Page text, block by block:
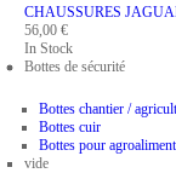
CHAUSSURES
56,00 €
In Stock
Bottes de sécurité
Bottes chantier /
Bottes cuir
Bottes pour
vide